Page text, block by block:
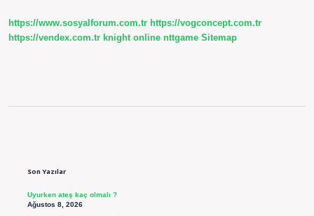
https://www.sosyalforum.com.tr https://vogconcept.com.tr
https://vendex.com.tr knight online nttgame Sitemap
Son Yazılar
Uyurken ateş kaç olmalı ?
Ağustos 8, 2026